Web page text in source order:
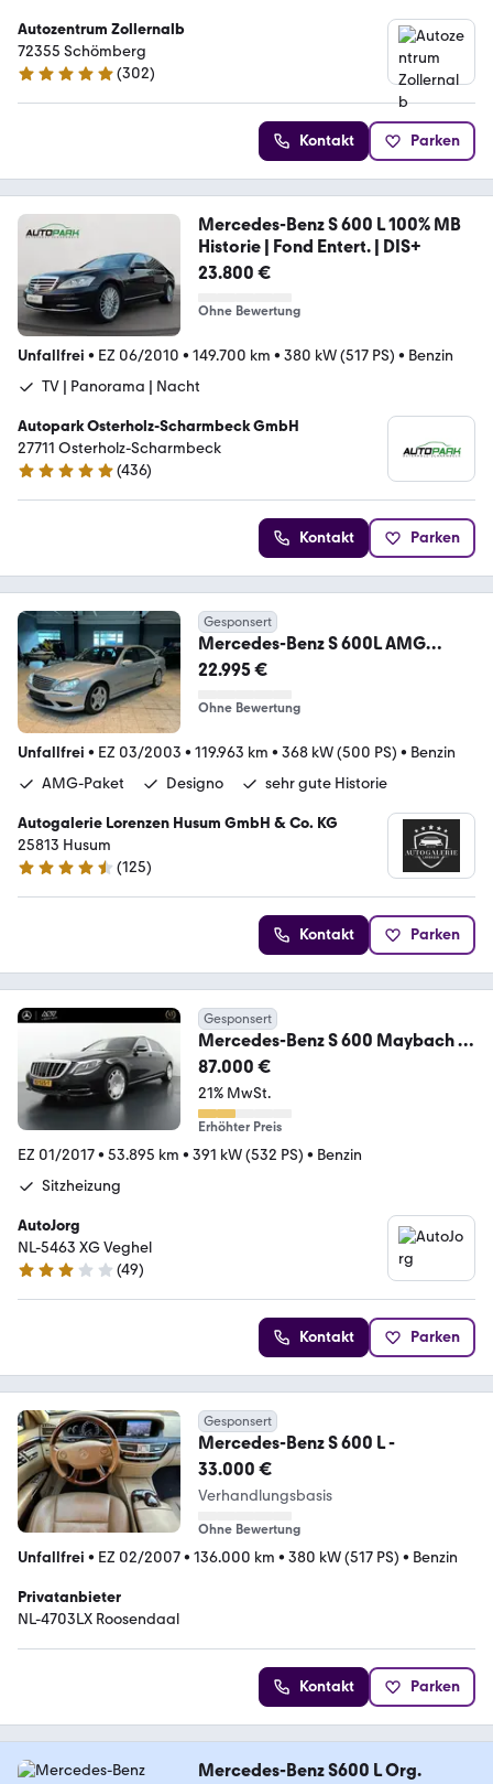
Autozentrum Zollernalb
72355 Schömberg
4.9 Sterne
(302)
Kontakt Parken
Mercedes-Benz S 600 L 100% MB
Historie | Fond Entert. | DIS+
23.800 €
Ohne Bewertung
Unfallfrei • EZ 06/2010 • 149.700 km • 380 kW (517 PS) • Benzin
TV | Panorama | Nacht
Autopark Osterholz-Scharmbeck GmbH
27711 Osterholz-Scharmbeck
4.9 Sterne
(436)
Kontakt Parken
Gesponsert
Mercedes-Benz S 600L AMG
2.Hand im Bestzustand
22.995 €
Ohne Bewertung
Unfallfrei • EZ 03/2003 • 119.963 km • 368 kW (500 PS) • Benzin
AMG-Paket
Designo sehr gute Historie
Autogalerie Lorenzen Husum GmbH & Co. KG
25813 Husum
4.3 Sterne
(125)
Kontakt Parken
Gesponsert
Mercedes-Benz S 600 Maybach |
Panorama - Schiebedach | Keyless
87.000 €
21% MwSt.
Erhöhter Preis
EZ 01/2017• 53.895 km • 391 kW (532 PS) • Benzin
Sitzheizung
AutoJorg
NL-5463 XG Veghel
3.1 Sterne
(49)
Kontakt Parken
Gesponsert
Mercedes-Benz S 600 L -
33.000 €
Verhandlungsbasis
Ohne Bewertung
Unfallfrei • EZ 02/2007• 136.000 km • 380 kW (517 PS) • Benzin
Privatanbieter
NL-4703LX Roosendaal
Kontakt Parken
Mercedes-Benz S600 L Org.